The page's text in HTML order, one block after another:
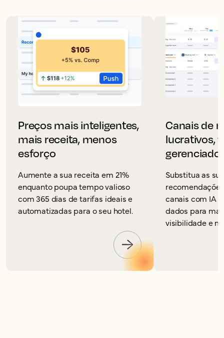
Preços mais inteligentes,
mais receita, menos
esforço
Aumente a sua receita em 21%
enquanto poupa tempo valioso
com 365 dias de tarifas ideais e
automatizadas para o seu hotel.
Canais de
lucrativos,
Substitua as
canais com IA
dados para
visibilidade e